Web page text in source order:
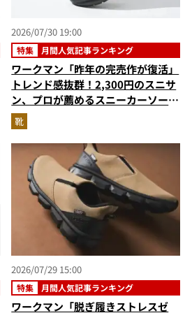
2026/07/30 19:00
特集 月間人気記事ランキング
ワークマン「昨年の完売作が復活」
トレンド感抜群！2,300円のスニサ
ン、プロが薦めるスニーカーソール
搭載“走れるサンダル”…ほか【夏
シューズの人気記事ランキングベス
ト3】（2026年6月版）
靴
2026/07/29 15:00
特集 月間人気記事ランキング
ワークマン「脱ぎ履きストレスゼ